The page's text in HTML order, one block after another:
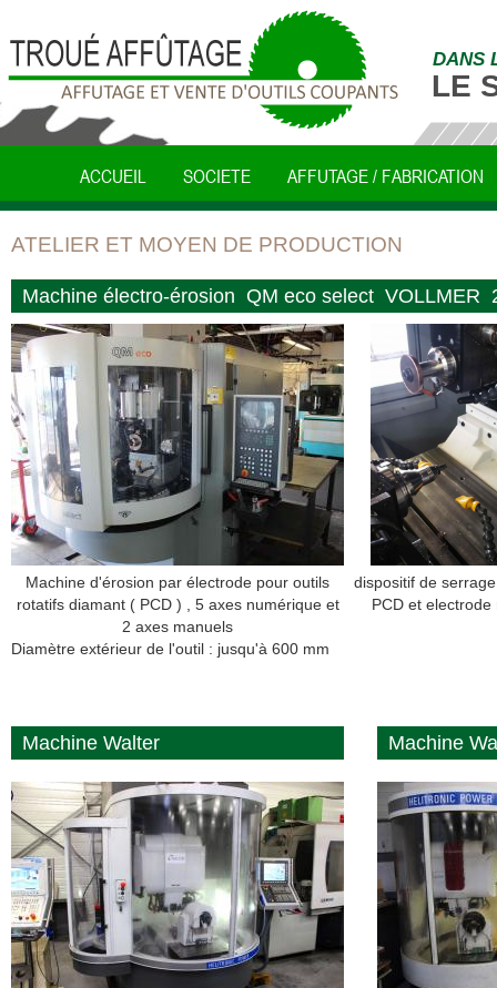
DANS
LE
ACCUEIL SOCIETE AFFUTAGE / FABRICATION
ATELIER ET MOYEN DE PRODUCTION
Machine électro-érosion QM eco select VOLLMER
Machine d'érosion par électrode pour outils
rotatifs diamant ( PCD ) , 5 axes numérique et
2 axes manuels
Diamètre extérieur de l'outil : jusqu'à 600 mm
dispositif de
PCD et electrode
Machine Walter Machine